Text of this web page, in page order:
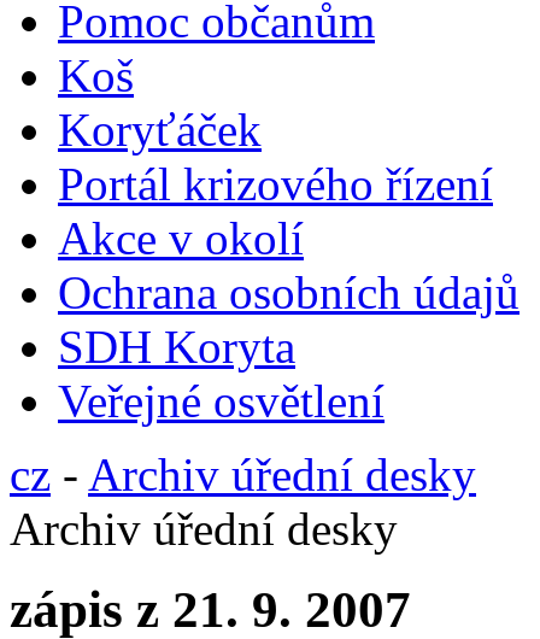
Pomoc občanům
Koš
Koryťáček
Portál krizového řízení
Akce v okolí
Ochrana osobních údajů
SDH Koryta
Veřejné osvětlení
cz - Archiv úřední desky
Archiv úřední desky
zápis z 21. 9. 2007